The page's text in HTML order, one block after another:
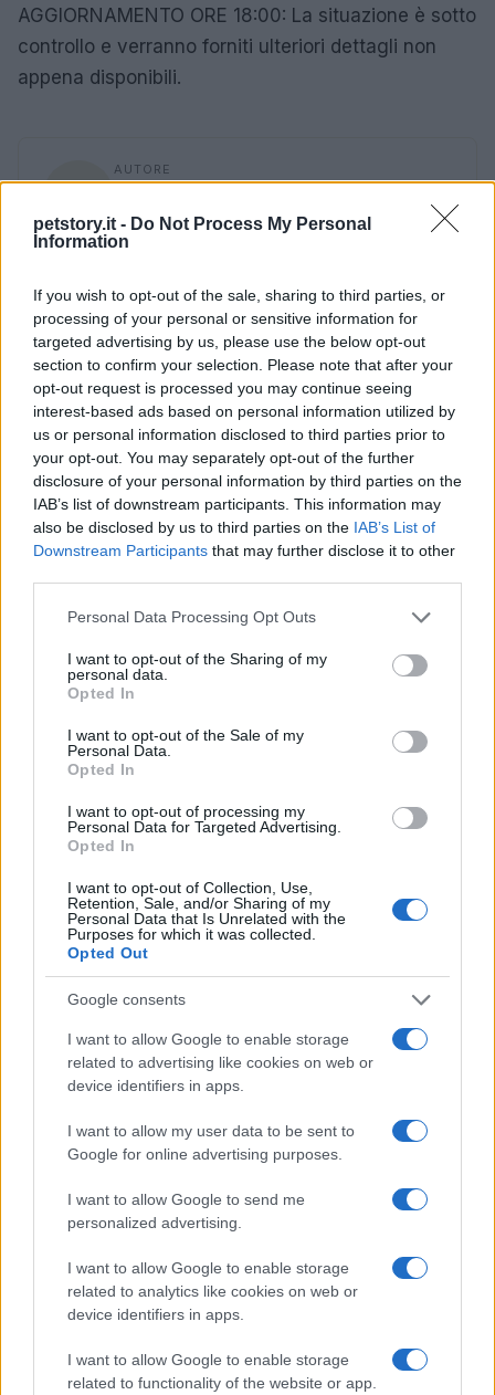
petstory.it - Do Not Process My Personal
Information
If you wish to opt-out of the sale, sharing to third parties, or
processing of your personal or sensitive information for
targeted advertising by us, please use the below opt-out
section to confirm your selection. Please note that after your
opt-out request is processed you may continue seeing
interest-based ads based on personal information utilized by
us or personal information disclosed to third parties prior to
your opt-out. You may separately opt-out of the further
disclosure of your personal information by third parties on the
IAB’s list of downstream participants. This information may
also be disclosed by us to third parties on the IAB’s List of
Downstream Participants that may further disclose it to other
Please note that this website/app uses one or more Google
not limited to your visit or usage behaviour. You may click to
grant or deny consent to Google and its third-party tags to
use your data for below specified purposes in below Google
consent section.
Personal Data Processing Opt Outs
I want to opt-out of the Sharing of my
personal data.
Opted In
I want to opt-out of the Sale of my
Personal Data.
Opted In
I want to opt-out of processing my
Personal Data for Targeted Advertising.
Opted In
I want to opt-out of Collection, Use,
Retention, Sale, and/or Sharing of my
Personal Data that Is Unrelated with the
Purposes for which it was collected.
Opted Out
Google consents
I want to allow Google to enable storage
related to advertising like cookies on web or
device identifiers in apps.
I want to allow my user data to be sent to
Google for online advertising purposes.
I want to allow Google to send me
personalized advertising.
I want to allow Google to enable storage
related to analytics like cookies on web or
device identifiers in apps.
I want to allow Google to enable storage
related to functionality of the website or app.
AGGIORNAMENTO ORE 18:00: La situazione è sotto
controllo e verranno forniti ulteriori dettagli non
appena disponibili.
AUTORE
Continua a leggere
ALTRI ANIMALI
Kit anti-caldo per animali non convenzionali: cosa
avere e come usarlo
ALTRI ANIMALI